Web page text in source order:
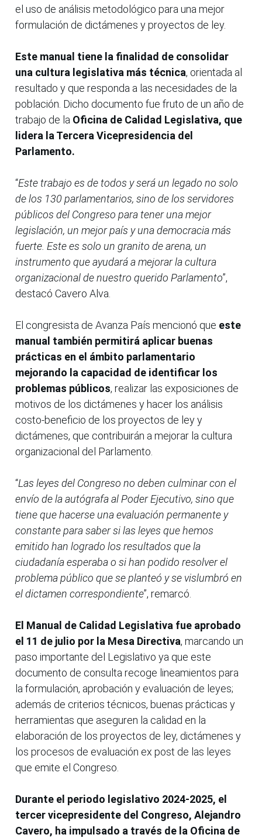
el uso de análisis metodológico para una mejor
formulación de dictámenes y proyectos de ley.
Este manual tiene la finalidad de consolidar
una cultura legislativa más técnica, orientada al
resultado y que responda a las necesidades de la
población. Dicho documento fue fruto de un año de
trabajo de la Oficina de Calidad Legislativa, que
lidera la Tercera Vicepresidencia del
Parlamento.
“Este trabajo es de todos y será un legado no solo
de los 130 parlamentarios, sino de los servidores
públicos del Congreso para tener una mejor
legislación, un mejor país y una democracia más
fuerte. Este es solo un granito de arena, un
instrumento que ayudará a mejorar la cultura
organizacional de nuestro querido Parlamento”,
destacó Cavero Alva.
El congresista de Avanza País mencionó que este
manual también permitirá aplicar buenas
prácticas en el ámbito parlamentario
mejorando la capacidad de identificar los
problemas públicos, realizar las exposiciones de
motivos de los dictámenes y hacer los análisis
costo-beneficio de los proyectos de ley y
dictámenes, que contribuirán a mejorar la cultura
organizacional del Parlamento.
“Las leyes del Congreso no deben culminar con el
envío de la autógrafa al Poder Ejecutivo, sino que
tiene que hacerse una evaluación permanente y
constante para saber si las leyes que hemos
emitido han logrado los resultados que la
ciudadanía esperaba o si han podido resolver el
problema público que se planteó y se vislumbró en
el dictamen correspondiente”, remarcó.
El Manual de Calidad Legislativa fue aprobado
el 11 de julio por la Mesa Directiva, marcando un
paso importante del Legislativo ya que este
documento de consulta recoge lineamientos para
la formulación, aprobación y evaluación de leyes;
además de criterios técnicos, buenas prácticas y
herramientas que aseguren la calidad en la
elaboración de los proyectos de ley, dictámenes y
los procesos de evaluación ex post de las leyes
que emite el Congreso.
Durante el periodo legislativo 2024-2025, el
tercer vicepresidente del Congreso, Alejandro
Cavero, ha impulsado a través de la Oficina de